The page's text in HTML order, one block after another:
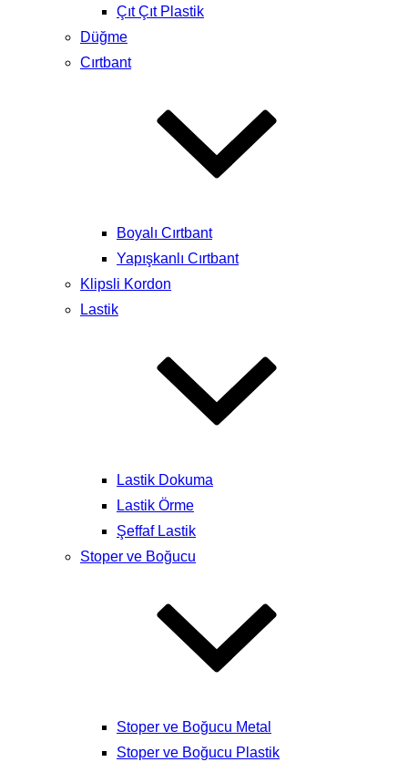
Çıt Çıt Plastik
Düğme
Cırtbant
Boyalı Cırtbant
Yapışkanlı Cırtbant
Klipsli Kordon
Lastik
Lastik Dokuma
Lastik Örme
Şeffaf Lastik
Stoper ve Boğucu
Stoper ve Boğucu Metal
Stoper ve Boğucu Plastik